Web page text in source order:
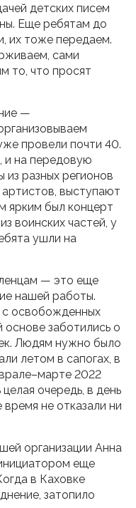
детских писем
Еще ребятам до
их тоже передаем.
сами
то, что просят
—
провели почти 40.
и на передовую
разных регионов
артистов, выступают
ярким был концерт
воинских частей, у
ушли на
— это еще
нашей работы.
с освобожденных
заботились о
Людям нужно было
летом в сапогах, в
2022
очередь, в день
не отказали ни
организации Анна
еще
в Каховке
затопило